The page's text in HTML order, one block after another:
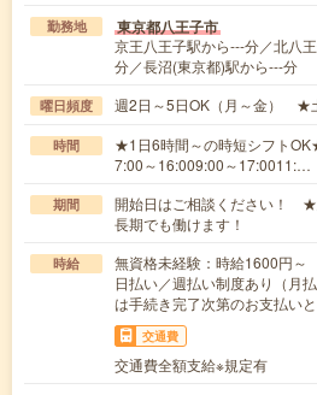
勤務地 東京都八王子市
京王八王子駅から---分／北八
分／長沼(東京都)駅から---分
曜日頻度 週2日～5日OK（月～金） ★
時間
★1日6時間～の時短シフト
7:00～16:009:00～17:0011:…
期間
開始日はご相談ください！
長期でも働けます！
時給
無資格未経験：時給1600円
日払い／週払い制度あり（月
は手続き完了次第のお支払いと
交通費
交通費全額支給※規定有